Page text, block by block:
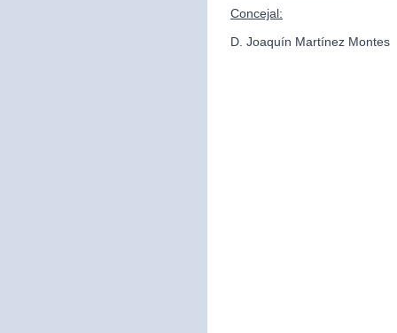
Concejal:
D. Joaquín Martínez Montes